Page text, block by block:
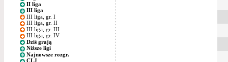
II liga
III liga
III liga, gr. I
III liga, gr. II
III liga, gr. III
III liga, gr. IV
Dziś grają
Niższe ligi
Najnowsze rozgr.
CLJ